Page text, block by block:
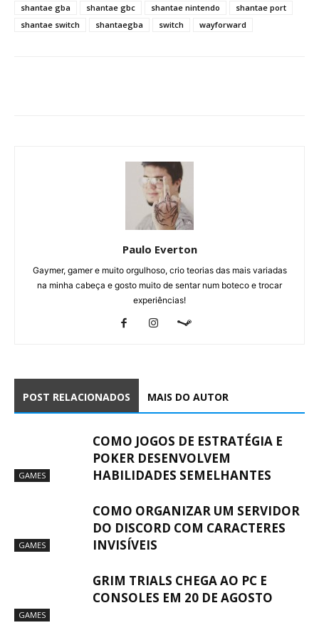
shantae gba shantae gbc shantae nintendo
shantae port
shantae switch
shantaegba switch wayforward
Paulo Everton
Gaymer, gamer e muito orgulhoso, crio teorias das mais variadas
na minha cabeça e gosto muito de sentar num boteco e trocar
experiências!
POST RELACIONADOS MAIS DO AUTOR
GAMES
COMO JOGOS DE ESTRATÉGIA E
POKER DESENVOLVEM
HABILIDADES SEMELHANTES
GAMES
COMO ORGANIZAR UM SERVIDOR
DO DISCORD COM CARACTERES
INVISÍVEIS
GAMES
GRIM TRIALS CHEGA AO PC E
CONSOLES EM 20 DE AGOSTO